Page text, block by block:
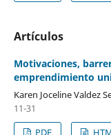
Artículos
Motivaciones,
emprendimiento
Karen Joceline Valdez
11-31
PDF